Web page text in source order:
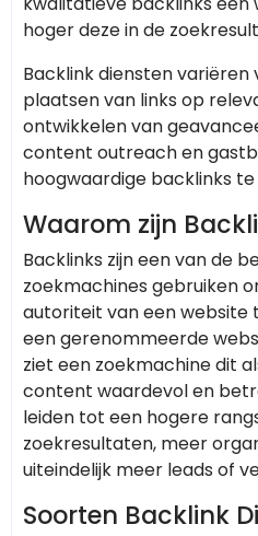
hoger deze in de
Backlink diensten
plaatsen van links op
ontwikkelen van
content outreach en
hoogwaardige backlinks
Waarom zijn
Backlinks zijn een van de
zoekmachines gebruiken
autoriteit van een website
een gerenommeerde
ziet een zoekmachine dit
content waardevol en
leiden tot een hogere
zoekresultaten, meer
uiteindelijk meer leads of
Soorten Backlink